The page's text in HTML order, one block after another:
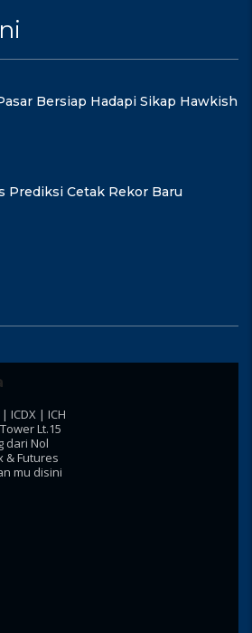
Bersiap Hadapi Sikap Hawkish
Prediksi Cetak Rekor Baru
| ICDX | ICH
Lt.15
dari Nol
& Futures
mu disini